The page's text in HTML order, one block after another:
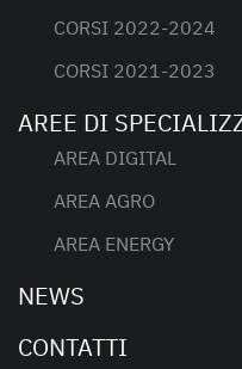
CORSI 2022-2024
CORSI 2021-2023
AREE DI
AREA DIGITAL
AREA AGRO
AREA ENERGY
NEWS
CONTATTI